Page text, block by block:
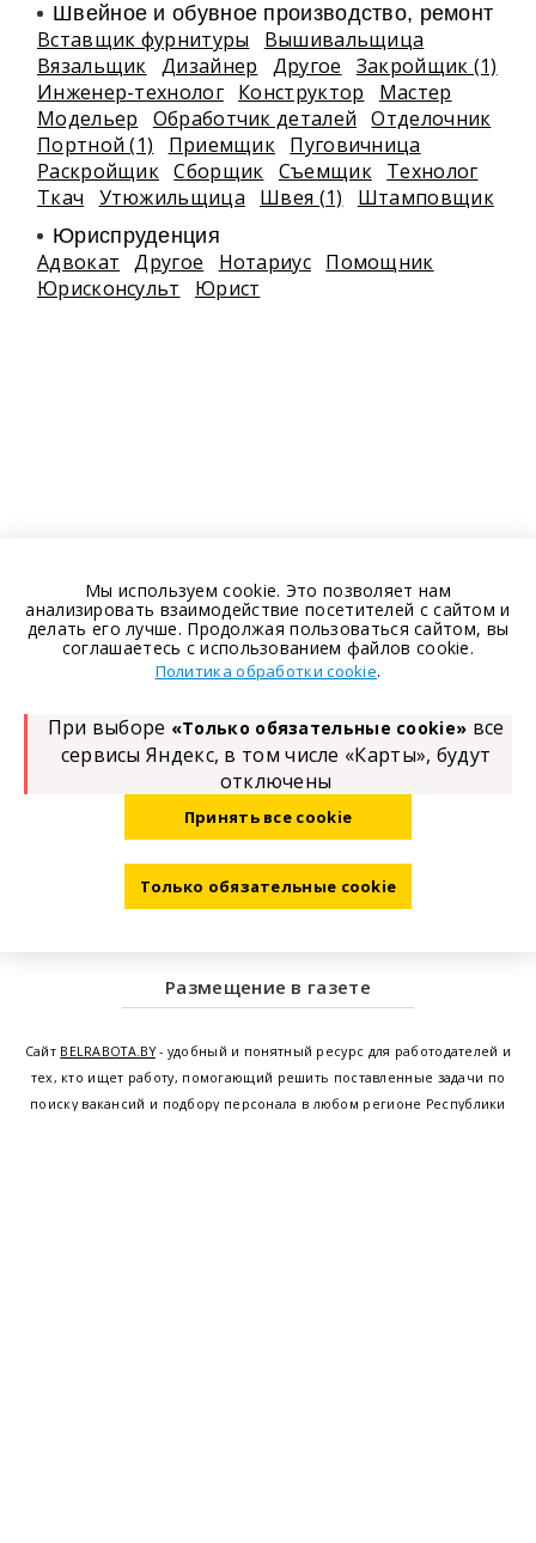
Швейное и обувное производство, ремонт
Вставщик фурнитуры
Вышивальщица
Вязальщик Дизайнер Другое
Закройщик (1)
Инженер-технолог Конструктор
Мастер
Модельер
Обработчик деталей
Отделочник
Портной (1)
Приемщик Пуговичница
Раскройщик Сборщик Съемщик Технолог
Ткач
Утюжильщица Швея (1) Штамповщик
Юриспруденция
Адвокат Другое Нотариус Помощник
Юрисконсульт
Юрист
Размещение в газете
Сайт BELRABOTA.BY- удобный и понятный ресурс для работодателей и
тех, кто ищет работу, помогающий решить поставленные задачи по
поиску вакансий и подбору персонала в любом регионе Республики
Мы используем cookie. Это позволяет нам
анализировать взаимодействие посетителей с сайтом и
делать его лучше. Продолжая пользоваться сайтом, вы
соглашаетесь с использованием файлов cookie.
Политика обработки cookie.
При выборе «Только обязательные cookie» все
сервисы Яндекс, в том числе «Карты», будут
отключены
Принять все cookie
Только обязательные cookie